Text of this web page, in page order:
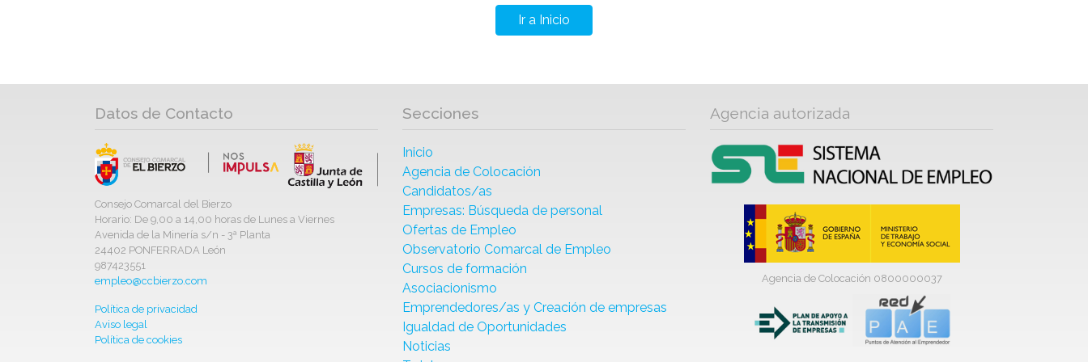
Ir a Inicio
Datos de Contacto
Consejo Comarcal del Bierzo
Horario: De 9,00 a 14,00 horas de Lunes a Viernes
Avenida de la Minería s/n - 3ª Planta
24402 PONFERRADA León
987423551
empleo@ccbierzo.com
Política de privacidad
Aviso legal
Política de cookies
Secciones
Inicio
Agencia de Colocación
Candidatos/as
Empresas: Búsqueda de personal
Ofertas de Empleo
Observatorio Comarcal de Empleo
Cursos de formación
Asociacionismo
Emprendedores/as y Creación de empresas
Igualdad de Oportunidades
Noticias
Agencia autorizada
Agencia de Colocación 0800000037